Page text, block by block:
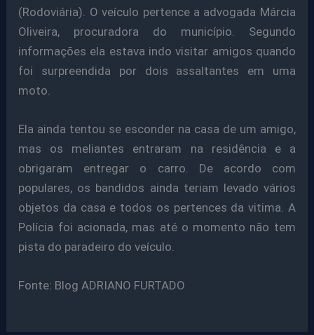
(Rodoviária). O veículo pertence a advogada Márcia
Oliveira, procuradora do município. Segundo
informações ela estava indo visitar amigos quando
foi surpreendida por dois assaltantes em uma
moto.
Ela ainda tentou se esconder na casa de um amigo,
mas os meliantes entraram na residência e a
obrigaram entregar o carro. De acordo com
populares, os bandidos ainda teriam levado vários
objetos da casa e todos os pertences da vitima. A
Polícia foi acionada, mas até o momento não tem
pista do paradeiro do veículo.
Fonte: Blog ADRIANO FURTADO